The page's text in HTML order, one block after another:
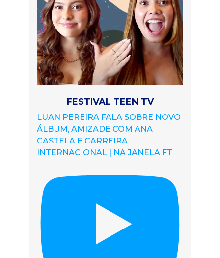
FESTIVAL TEEN TV
LUAN PEREIRA FALA SOBRE NOVO
ÁLBUM, AMIZADE COM ANA
CASTELA E CARREIRA
INTERNACIONAL | NA JANELA FT